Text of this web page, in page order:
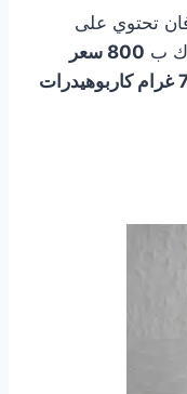
تحتوي على
ب
800 سعر